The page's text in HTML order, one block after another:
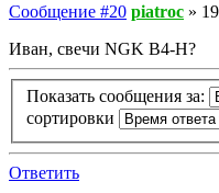
Сообщение #20 piatroc »
Иван, свечи NGK B4-H?
Показать сообщения за:
сортировки
Ответить